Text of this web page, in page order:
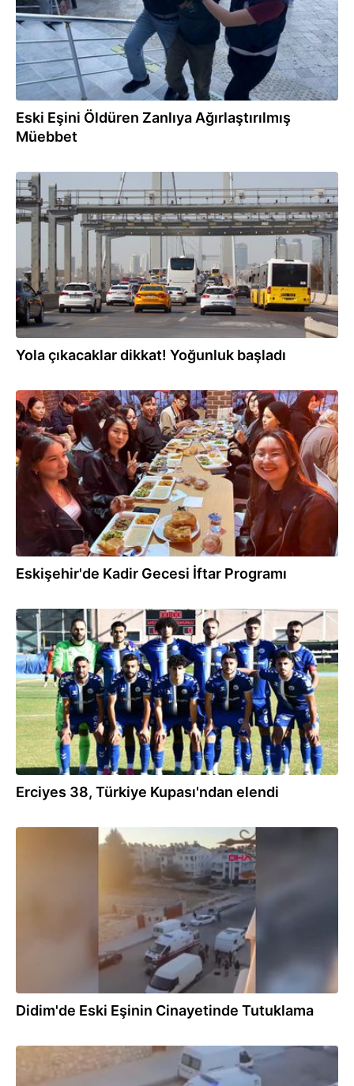
Eski Eşini Öldüren Zanlıya Ağırlaştırılmış
Müebbet
28.03.2025
Yola çıkacaklar dikkat! Yoğunluk başladı
27.03.2025
Eskişehir'de Kadir Gecesi İftar Programı
31.10.2024
Erciyes 38, Türkiye Kupası'ndan elendi
Didim'de Eski Eşinin Cinayetinde Tutuklama
02.10.2024